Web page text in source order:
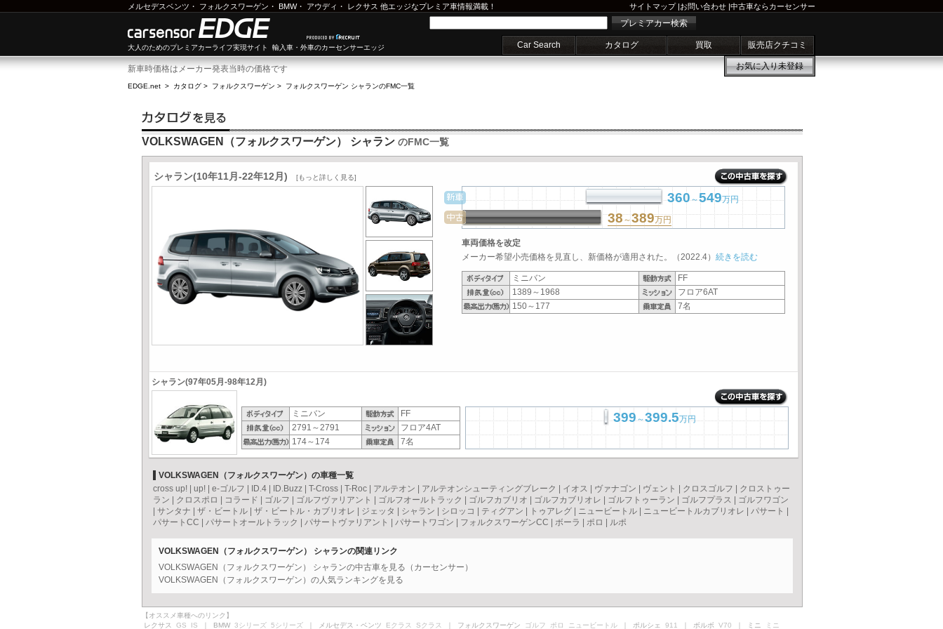
メルセデスベンツ ・ フォルクスワーゲン ・ BMW・ アウディ ・ レクサス 他エッジなプレミア車情報満載！ サイトマップ|お問い合わせ |中古車ならカーセンサー
大人のためのプレミアカーライフ実現サイト 輸入車・外車のカーセンサーエッジ
プレミアカー検索
Car Search カタログ 買取 販売店クチコミ
お気に入り未登録
新車時価格はメーカー発表当時の価格です
EDGE.net > カタログ > フォルクスワーゲン > フォルクスワーゲン シャランのFMC一覧
VOLKSWAGEN（フォルクスワーゲン） シャラン のFMC一覧
シャラン(10年11月-22年12月) [もっと詳しく見る]
360～549万円
38 ～389万円
車両価格を改定
メーカー希望小売価格を見直し、新価格が適用された。（2022.4） 続きを読む
ミニバン
FF
1389～1968
フロア6AT
150～177
7名
シャラン(97年05月-98年12月)
ミニバン
FF
2791～2791
フロア4AT
174～174
7名
399～399.5万円
VOLKSWAGEN（フォルクスワーゲン）の車種一覧
cross up!
up! e-ゴルフ ID.4 ID.Buzz T-Cross T-Roc アルテオン アルテオンシューティングブレーク イオス ヴァナゴン ヴェント クロスゴルフ
クロストゥー
ラン
クロスポロ コラード ゴルフ ゴルフヴァリアント ゴルフオールトラック ゴルフカブリオ ゴルフカブリオレ ゴルフトゥーラン ゴルフプラス
ゴルフワゴン
サンタナ ザ・ビートル ザ・ビートル・カブリオレ ジェッタ シャラン シロッコ ティグアン トゥアレグ ニュービートル ニュービートルカブリオレ パサート
パサートCC
パサートオールトラック パサートヴァリアント パサートワゴン フォルクスワーゲンCC ボーラ ポロ ルポ
VOLKSWAGEN（フォルクスワーゲン） シャランの関連リンク
VOLKSWAGEN（フォルクスワーゲン） シャランの中古車を見る（カーセンサー）
VOLKSWAGEN（フォルクスワーゲン）の人気ランキングを見る
【オススメ車種へのリンク】
レクサス GS IS ｜ BMW 3シリーズ 5シリーズ ｜ メルセデス・ベンツ Eクラス Sクラス ｜ フォルクスワーゲン ゴルフ ポロ ニュービートル ｜ ポルシェ 911 ｜ ボルボ V70 ｜ ミニ ミニ